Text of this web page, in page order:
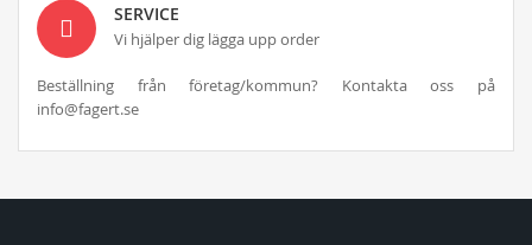
SERVICE
Vi hjälper dig lägga upp order
Beställning från företag/kommun? Kontakta oss på
info@fagert.se